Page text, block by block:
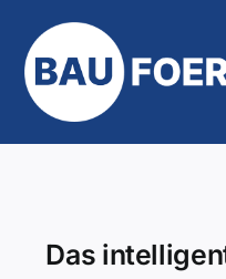
Inhalt
springen
Das